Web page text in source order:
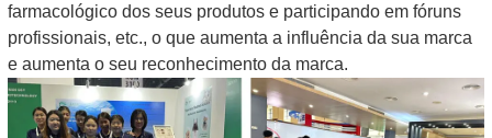
farmacológico dos seus produtos e participando em fóruns
profissionais, etc., o que aumenta a influência da sua marca
e aumenta o seu reconhecimento da marca.